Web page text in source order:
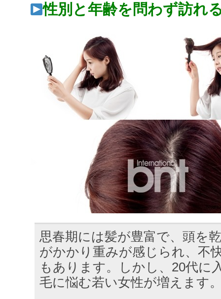
性別と年齢を問わず訪れ
思春期には髪が豊富で、頭を
がかかり重みが感じられ、不
もあります。しかし、20代に
毛に悩む若い女性が増えます